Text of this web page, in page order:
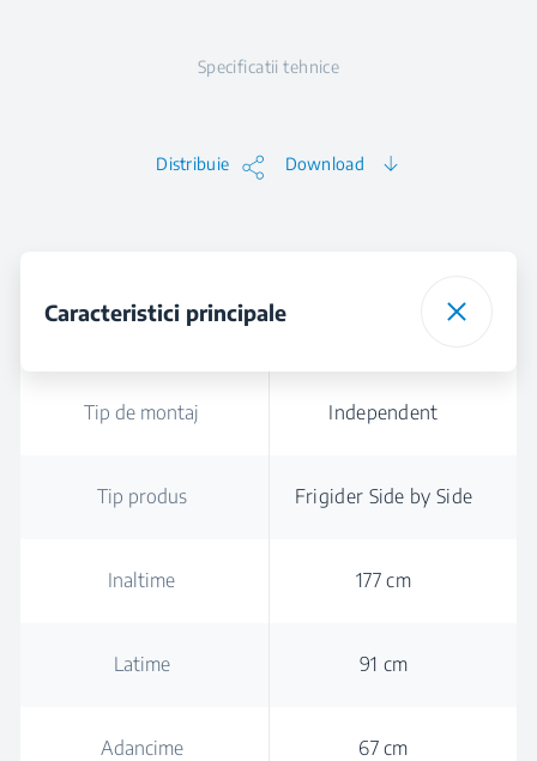
Specificatii tehnice
Distribuie Download
Caracteristici principale
Tip de montaj Independent
Tip produs Frigider Side by Side
Inaltime 177 cm
Latime 91 cm
Adancime 67 cm